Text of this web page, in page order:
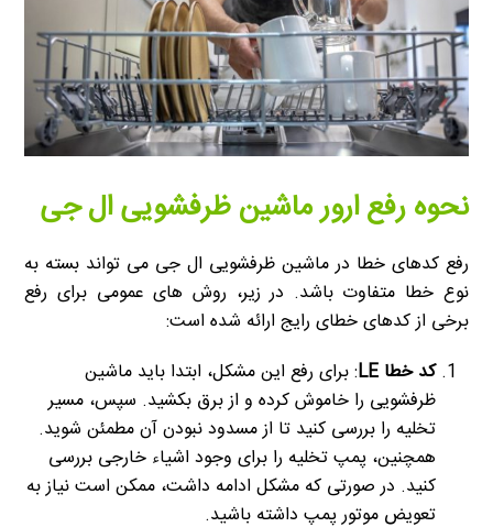
نحوه رفع ارور ماشین ظرفشویی ال جی
رفع کدهای خطا در ماشین ظرفشویی ال جی می تواند بسته به
نوع خطا متفاوت باشد. در زیر، روش های عمومی برای رفع
برخی از کدهای خطای رایج ارائه شده است:
کد خطا LE
: برای رفع این مشکل، ابتدا باید ماشین
ظرفشویی را خاموش کرده و از برق بکشید. سپس، مسیر
تخلیه را بررسی کنید تا از مسدود نبودن آن مطمئن شوید.
همچنین، پمپ تخلیه را برای وجود اشیاء خارجی بررسی
کنید. در صورتی که مشکل ادامه داشت، ممکن است نیاز به
تعویض موتور پمپ داشته باشید.